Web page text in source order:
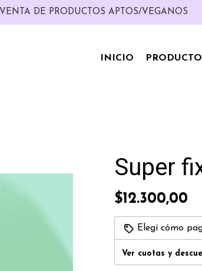
VENTA DE PRODUCTOS APTOS/VEGANOS
INICIO
Super
$12.300,00
Elegí cómo
Ver cuotas y